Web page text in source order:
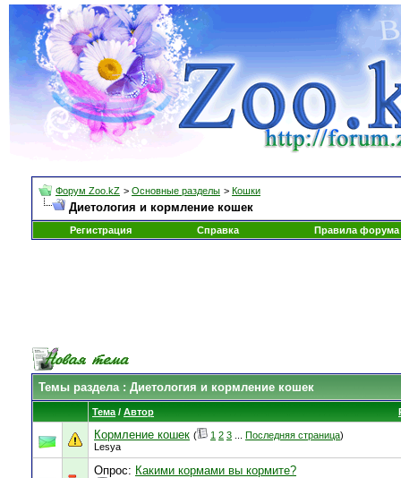
Форум Zoo.kZ > Основные разделы > Кошки
Диетология и кормление кошек
Регистрация Справка Правила форума
Темы раздела: Диетология и кормление кошек
Тема / Автор
Кормление кошек ( 1 2 3 Последняя страница)
Lesya
Опрос: Какими кормами вы кормите?